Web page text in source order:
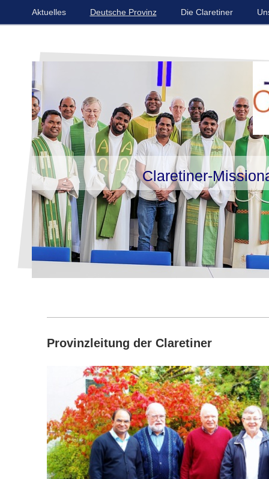
Aktuelles Deutsche Provinz Die Claretiner
Claretiner-
Provinzleitung der Claretiner